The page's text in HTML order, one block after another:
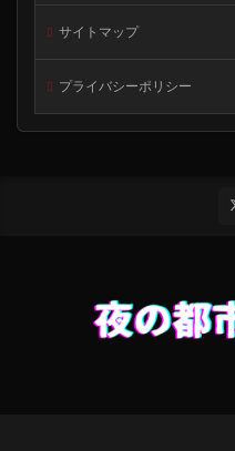
サイトマップ
プライバシーポリシー